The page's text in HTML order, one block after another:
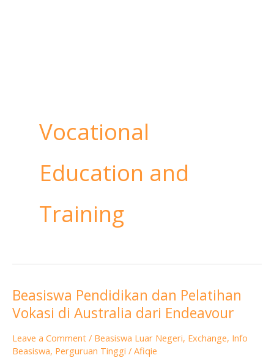
Vocational
Education and
Training
Beasiswa Pendidikan dan Pelatihan
Vokasi di Australia dari Endeavour
Leave a Comment / Beasiswa Luar Negeri, Exchange, Info
Beasiswa, Perguruan Tinggi / Afiqie
Beasiswa
Pendidikan
Pelatihan